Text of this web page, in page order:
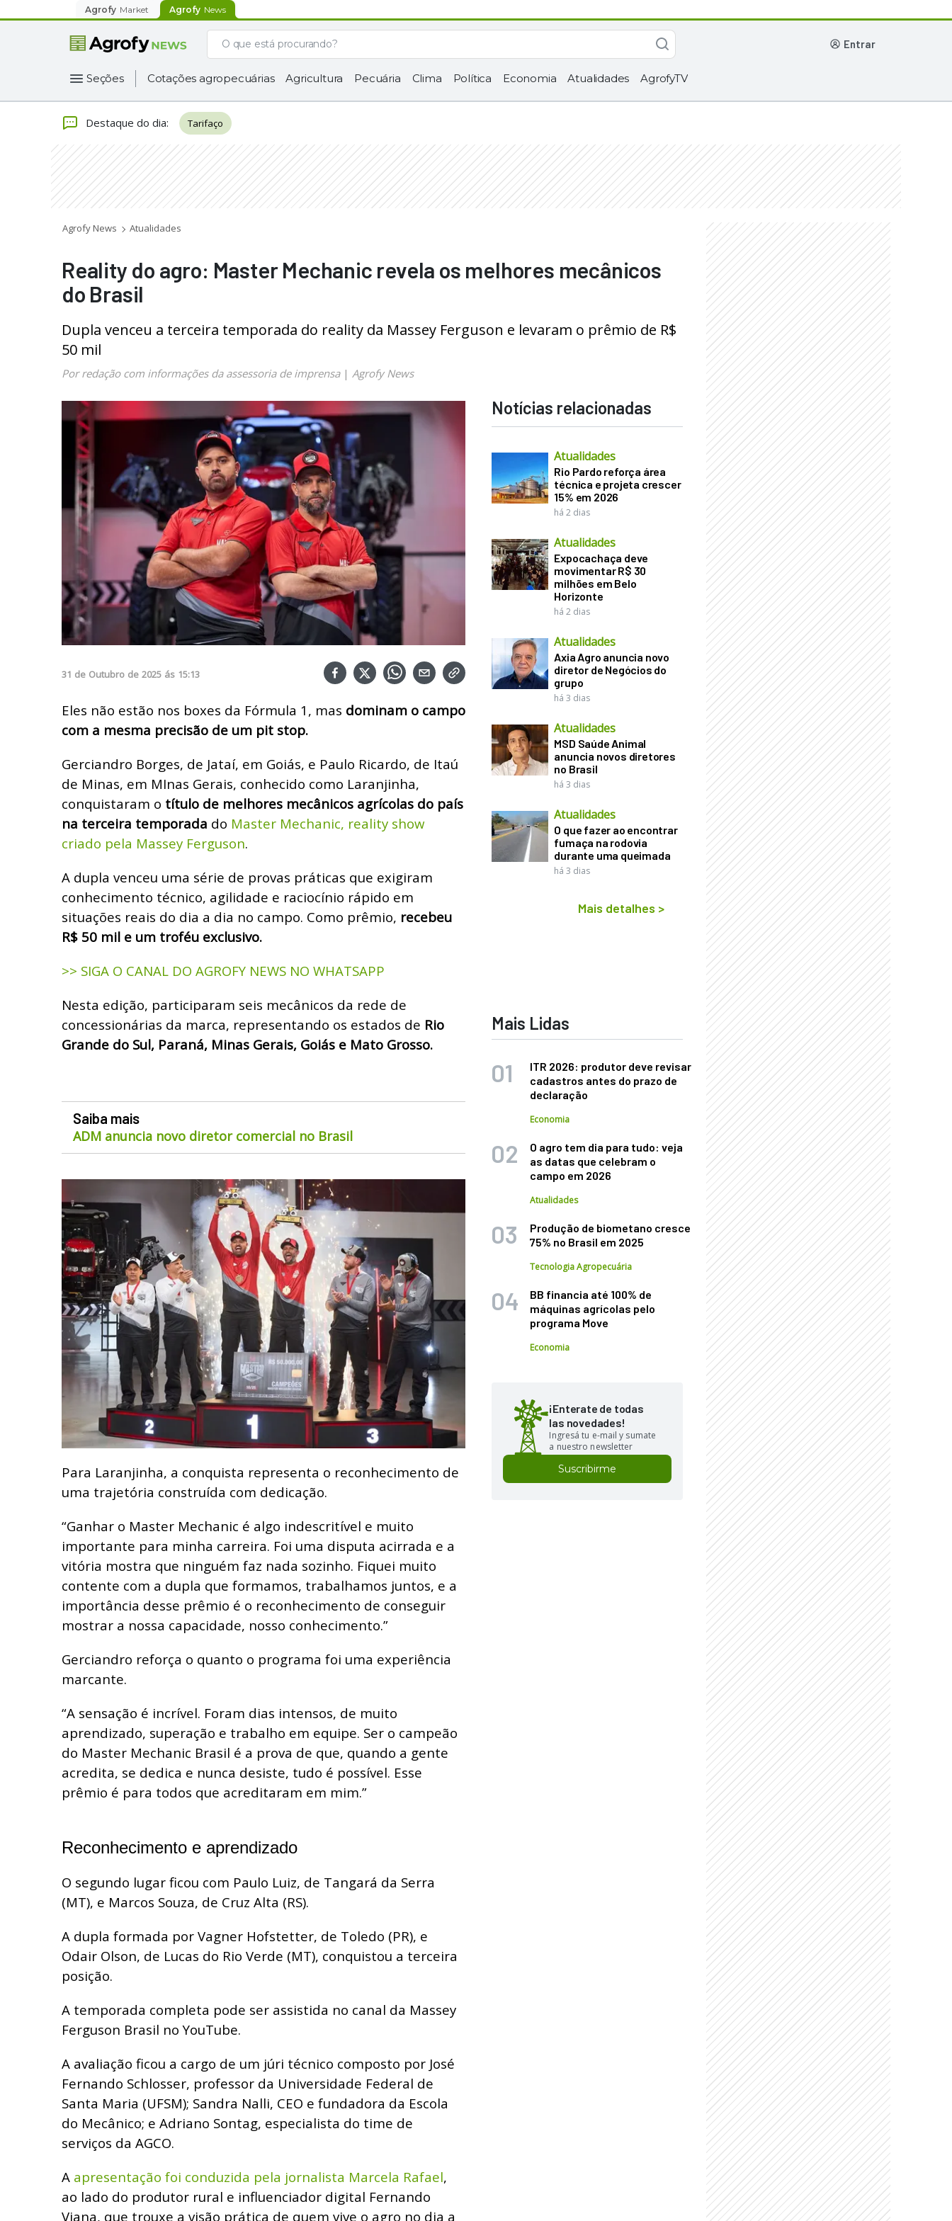
Agrofy Market Agrofy News
entrar
Seções Cotações agropecuárias Agricultura Pecuária Clima Política Economia Atualidades AgrofyTV
Destaque do dia: Tarifaço
Agrofy News Atualidades
Reality do agro: Master Mechanic revela os melhores mecânicos
do Brasil
Dupla venceu a terceira temporada do reality da Massey Ferguson e levaram o prêmio de R$
50 mil
Por redação com informações da assessoria de imprensa| Agrofy News
31 de Outubro de 2025 ás 15:13
Eles não estão nos boxes da Fórmula 1, mas dominam o campo
com a mesma precisão de um pit stop.
Gerciandro Borges, de Jataí, em Goiás, e Paulo Ricardo, de Itaú
de Minas, em MInas Gerais, conhecido como Laranjinha,
conquistaram o título de melhores mecânicos agrícolas do país
na terceira temporada do Master Mechanic, reality show
criado pela Massey Ferguson.
A dupla venceu uma série de provas práticas que exigiram
conhecimento técnico, agilidade e raciocínio rápido em
situações reais do dia a dia no campo. Como prêmio, recebeu
R$ 50 mil e um troféu exclusivo.
>> SIGA O CANAL DO AGROFY NEWS NO WHATSAPP
Nesta edição, participaram seis mecânicos da rede de
concessionárias da marca, representando os estados de Rio
Grande do Sul, Paraná, Minas Gerais, Goiás e Mato Grosso.
Saiba mais
ADM anuncia novo diretor comercial no Brasil
Para Laranjinha, a conquista representa o reconhecimento de
uma trajetória construída com dedicação.
“Ganhar o Master Mechanic é algo indescritível e muito
importante para minha carreira. Foi uma disputa acirrada e a
vitória mostra que ninguém faz nada sozinho. Fiquei muito
contente com a dupla que formamos, trabalhamos juntos, e a
importância desse prêmio é o reconhecimento de conseguir
mostrar a nossa capacidade, nosso conhecimento.”
Gerciandro reforça o quanto o programa foi uma experiência
marcante.
“A sensação é incrível. Foram dias intensos, de muito
aprendizado, superação e trabalho em equipe. Ser o campeão
do Master Mechanic Brasil é a prova de que, quando a gente
acredita, se dedica e nunca desiste, tudo é possível. Esse
prêmio é para todos que acreditaram em mim.”
Reconhecimento e aprendizado
O segundo lugar ficou com Paulo Luiz, de Tangará da Serra
(MT), e Marcos Souza, de Cruz Alta (RS).
A dupla formada por Vagner Hofstetter, de Toledo (PR), e
Odair Olson, de Lucas do Rio Verde (MT), conquistou a terceira
posição.
A temporada completa pode ser assistida no canal da Massey
Ferguson Brasil no YouTube.
A avaliação ficou a cargo de um júri técnico composto por José
Fernando Schlosser, professor da Universidade Federal de
Santa Maria (UFSM); Sandra Nalli, CEO e fundadora da Escola
do Mecânico; e Adriano Sontag, especialista do time de
serviços da AGCO.
A apresentação foi conduzida pela jornalista Marcela Rafael,
ao lado do produtor rural e influenciador digital Fernando
Viana, que trouxe a visão prática de quem vive o agro no dia a
Notícias relacionadas
Atualidades
Rio Pardo reforça área
técnica e projeta crescer
15% em 2026
há 2 dias
Atualidades
Expocachaça deve
movimentar R$ 30
milhões em Belo
Horizonte
há 2 dias
Atualidades
Axia Agro anuncia novo
diretor de Negócios do
grupo
há 3 dias
Atualidades
MSD Saúde Animal
anuncia novos diretores
no Brasil
há 3 dias
Atualidades
O que fazer ao encontrar
fumaça na rodovia
durante uma queimada
há 3 dias
Mais detalhes >
Mais Lidas
ITR 2026: produtor deve revisar
cadastros antes do prazo de
declaração
Economia
O agro tem dia para tudo: veja
as datas que celebram o
campo em 2026
Atualidades
Produção de biometano cresce
75% no Brasil em 2025
Tecnologia Agropecuária
BB financia até 100% de
máquinas agrícolas pelo
programa Move
Economia
¡Enterate de todas
las novedades!
Ingresá tu e-mail y sumate
a nuestro newsletter
Suscribirme